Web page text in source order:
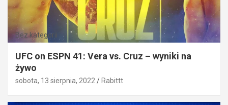
Bez kategorii
UFC on ESPN 41: Vera vs. Cruz – wyniki na
żywo
sobota, 13 sierpnia, 2022 Rabittt